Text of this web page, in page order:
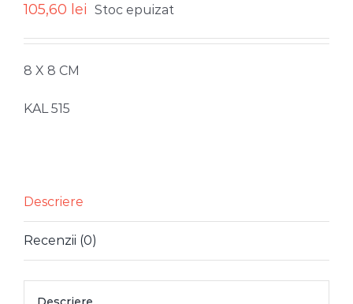
105,60 lei Stoc epuizat
8 X 8 CM
KAL 515
Descriere
Recenzii (0)